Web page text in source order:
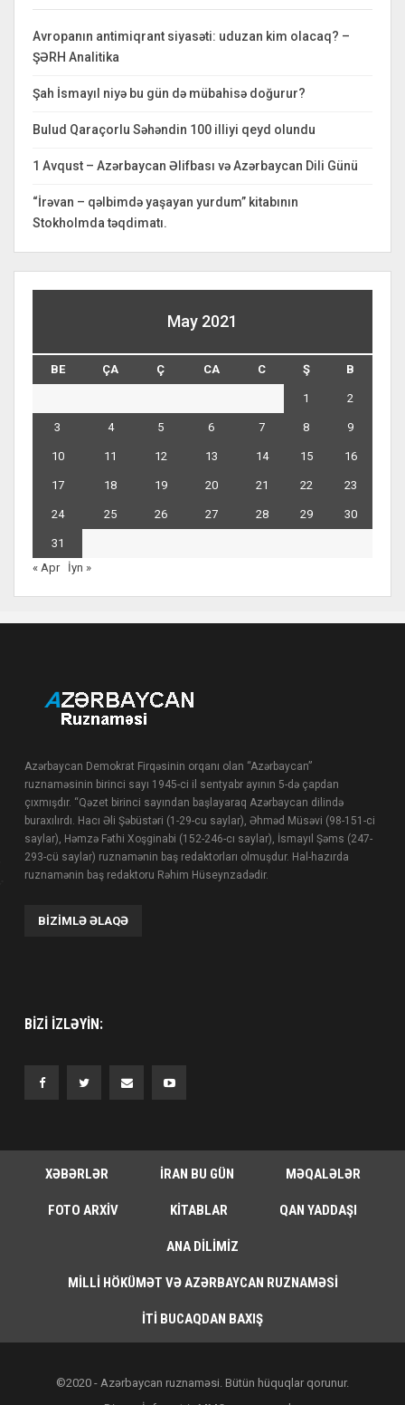
Avropanın antimiqrant siyasəti: uduzan kim olacaq? –
ŞƏRH Analitika
Şah İsmayıl niyə bu gün də mübahisə doğurur?
Bulud Qaraçorlu Səhəndin 100 illiyi qeyd olundu
1 Avqust – Azərbaycan Əlifbası və Azərbaycan Dili Günü
“İrəvan – qəlbimdə yaşayan yurdum” kitabının
Stokholmda təqdimatı.
May 2021
BE ÇA Ç CA C Ş B
1 2
3 4 5 6 7 8 9
10 11 12 13 14 15 16
17 18 19 20 21 22 23
24 25 26 27 28 29 30
31
« Apr
İyn »
Azərbaycan Demokrat Firqəsinin orqanı olan “Azərbaycan”
ruznaməsinin birinci sayı 1945-ci il sentyabr ayının 5-də çapdan
çıxmışdır. “Qəzet birinci sayından başlayaraq Azərbaycan dilində
buraxılırdı. Hacı Əli Şəbüstəri (1-29-cu saylar), Əhməd Müsəvi (98-151-ci
saylar), Həmzə Fəthi Xoşginabi (152-246-cı saylar), İsmayıl Şəms (247-
293-cü saylar) ruznamənin baş redaktorları olmuşdur. Hal-hazırda
ruznamənin baş redaktoru Rəhim Hüseynzadədir.
BIZIMLƏ ƏLAQƏ
BIZI IZLƏYIN:
XƏBƏRLƏR İRAN BU GÜN MƏQALƏLƏR
FOTO ARXIV KITABLAR QAN YADDAŞI
ANA DILIMIZ
MILLI HÖKÜMƏT VƏ AZƏRBAYCAN RUZNAMƏSI
İTI BUCAQDAN BAXIŞ
©2020 - Azərbaycan ruznaməsi. Bütün hüquqlar qorunur.